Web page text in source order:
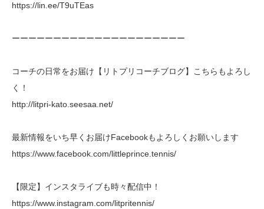
https://lin.ee/T9uTEas
ーーーーーーーーーーーーーーーーーーーーー
コーチの日常をお届け【リトプリコーチブログ】こちらもよろし
く！
http://litpri-kato.seesaa.net/
最新情報をいち早くお届けFacebookもよろしくお願いします
https://www.facebook.com/littleprince.tennis/
【限定】インスタライブも時々配信中！
https://www.instagram.com/litpritennis/